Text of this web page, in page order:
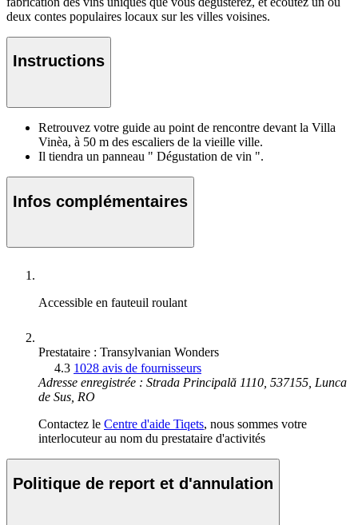
deux contes populaires locaux sur les villes voisines.
Instructions
Retrouvez votre guide au point de rencontre devant la Villa
Vinèa, à 50 m des escaliers de la vieille ville.
Il tiendra un panneau " Dégustation de vin ".
Infos complémentaires
Accessible en fauteuil roulant
Prestataire : Transylvanian Wonders
4.3 1028 avis de fournisseurs
Adresse enregistrée : Strada Principală 1110, 537155, Lunca
de Sus, RO
Contactez le Centre d'aide Tiqets, nous sommes votre
interlocuteur au nom du prestataire d'activités
Politique de report et d'annulation